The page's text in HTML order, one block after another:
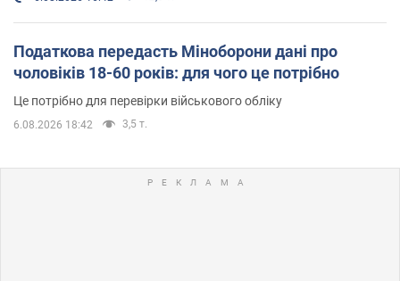
Податкова передасть Міноборони дані про
чоловіків 18-60 років: для чого це потрібно
Це потрібно для перевірки військового обліку
6.08.2026 18:42 3,5 т.